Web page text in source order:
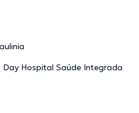
Hospital Saúde Integrada